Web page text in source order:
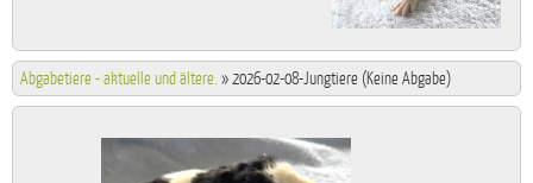
Abgabetiere - aktuelle und ältere. »2026-02-08-Jungtiere (Keine Abgabe)